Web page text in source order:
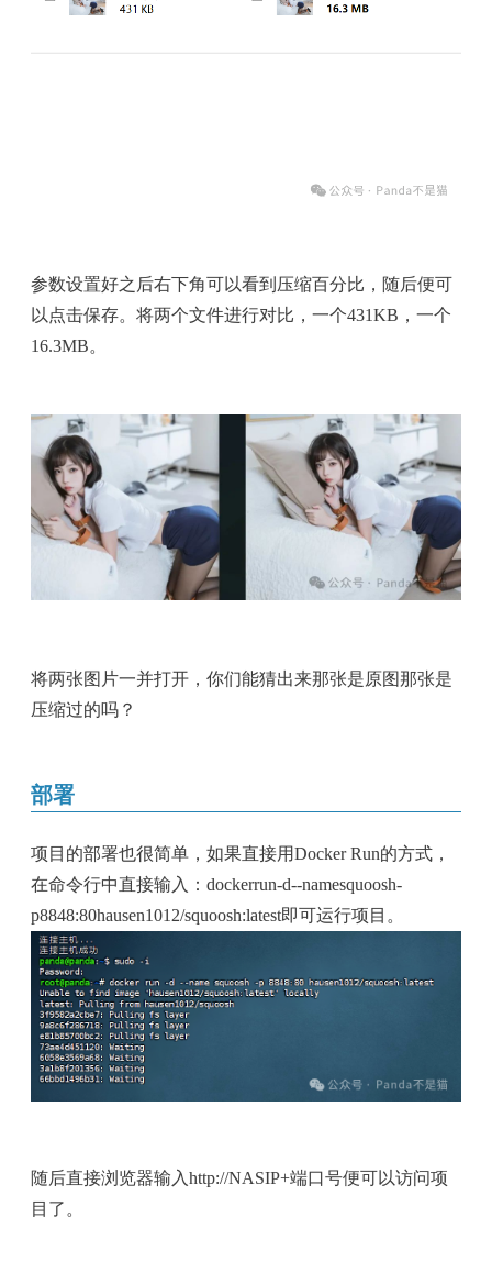
参数设置好之后右下角可以看到压缩百分比，随后便可
以点击保存。将两个文件进行对比，一个431KB，一个
16.3MB。
将两张图片一并打开，你们能猜出来那张是原图那张是
压缩过的吗？
部署
项目的部署也很简单，如果直接用Docker Run的方式，
在命令行中直接输入：dockerrun-d--namesquoosh-
p8848:80hausen1012/squoosh:latest即可运行项目。
随后直接浏览器输入http://NASIP+端口号便可以访问项
目了。